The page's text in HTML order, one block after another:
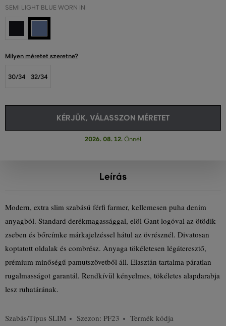
SEMI LIGHT BLUE WORN IN
Milyen méretet szeretne?
30/34 32/34
KÉRJÜK, VÁLASSZON MÉRETET
2026. 08. 12. Önnél
Leírás
Modern, extra slim szabású férfi farmer, kellemesen puha denim
anyagból. Standard derékmagassággal, elöl Gant logóval az ötödik
zseben és bőrcímke márkajelzéssel hátul az övrésznél. Divatosan
koptatott oldalak és combrész. Anyaga tökéletesen légáteresztő,
prémium minőségű pamutszövetből áll. Elasztán tartalma páratlan
rugalmasságot garantál. Rendkívül kényelmes, tökéletes alapdarabja
lesz ruhatárának.
Szabás/Típus SLIM Szezon: PF23
Termék kódja